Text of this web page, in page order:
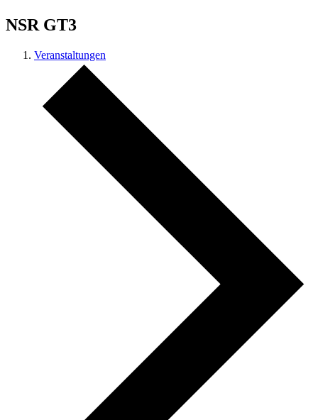
NSR GT3
Veranstaltungen